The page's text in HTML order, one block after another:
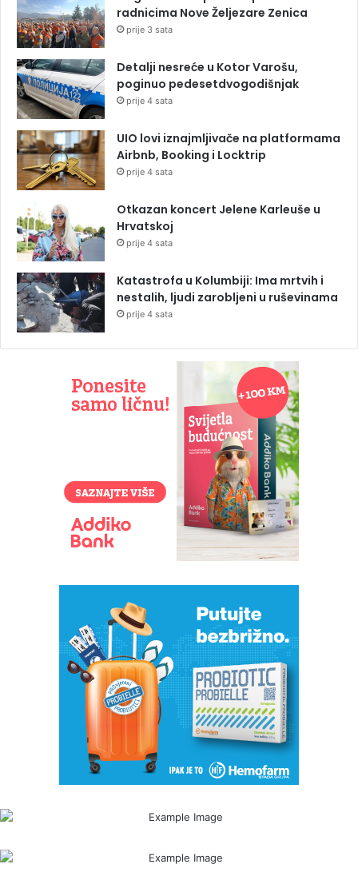
radnicima Nove Željezare Zenica
prije 3 sata
Detalji nesreće u Kotor Varošu,
poginuo pedesetdvogodišnjak
prije 4 sata
UIO lovi iznajmljivače na platformama
Airbnb, Booking i Locktrip
prije 4 sata
Otkazan koncert Jelene Karleuše u
Hrvatskoj
prije 4 sata
Katastrofa u Kolumbiji: Ima mrtvih i
nestalih, ljudi zarobljeni u ruševinama
prije 4 sata